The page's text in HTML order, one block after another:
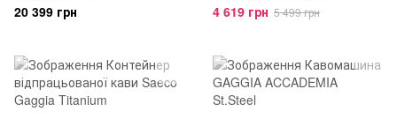
20 399 грн 4 619 грн 5 499 грн